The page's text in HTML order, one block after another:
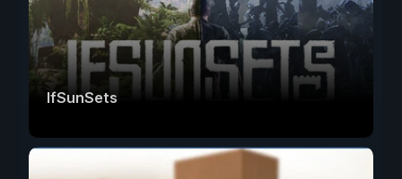
IfSunSets